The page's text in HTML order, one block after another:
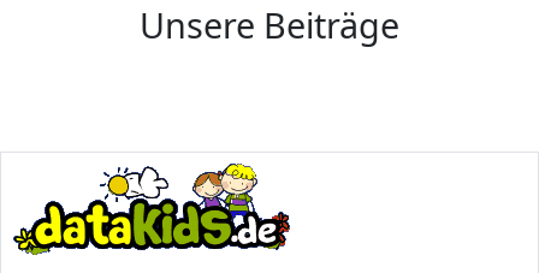
Unsere Beiträge